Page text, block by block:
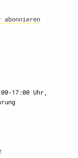
abonnieren
17:00 Uhr,